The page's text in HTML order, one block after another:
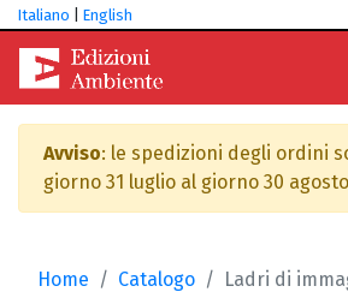
Italiano English
Avviso: le spedizioni degli ordini
giorno 31 luglio al giorno 30
Home Catalogo Ladri di